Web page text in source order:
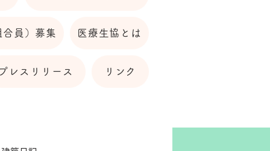
員）募集 医療生協とは
レスリリース リンク